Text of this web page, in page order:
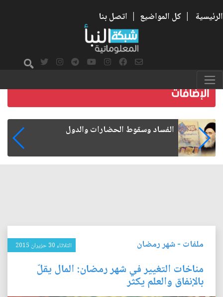
الرئيسية | كل المواضيع | اتصل بنا
رواتب الموظفين على صفيح ساخن
ملفات -شهر رمضان الثلاثاء 30 حزيران 2015
مناخات التغيير في شهر رمضان: المال يقلّ
بالإنفاق والعلم يكثر